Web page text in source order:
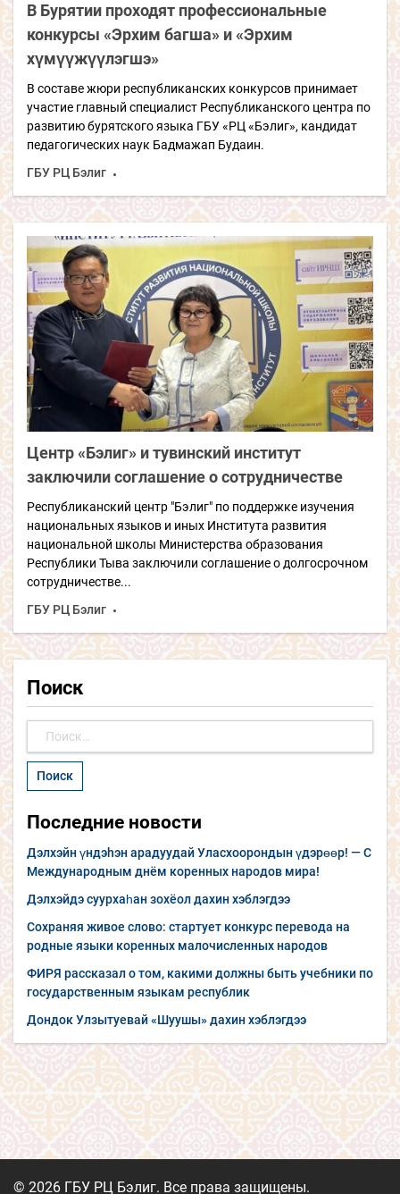
В Бурятии проходят профессиональные
конкурсы «Эрхим багша» и «Эрхим
хүмүүжүүлэгшэ»
В составе жюри республиканских конкурсов принимает
участие главный специалист Республиканского центра по
развитию бурятского языка ГБУ «РЦ «Бэлиг», кандидат
педагогических наук Бадмажап Будаин.
ГБУ РЦ Бэлиг
Центр «Бэлиг» и тувинский институт
заключили соглашение о сотрудничестве
Республиканский центр "Бэлиг" по поддержке изучения
национальных языков и иных Института развития
национальной школы Министерства образования
Республики Тыва заключили соглашение о долгосрочном
сотрудничестве...
ГБУ РЦ Бэлиг
Поиск
Последние новости
Дэлхэйн үндэhэн арадуудай Уласхоорондын үдэрөөр! — С
Международным днём коренных народов мира!
Дэлхэйдэ суурхаһан зохёол дахин хэблэгдээ
Сохраняя живое слово: стартует конкурс перевода на
родные языки коренных малочисленных народов
ФИРЯ рассказал о том, какими должны быть учебники по
государственным языкам республик
Дондок Улзытуевай «Шуушы» дахин хэблэгдээ
© 2026 ГБУ РЦ Бэлиг. Все права защищены.